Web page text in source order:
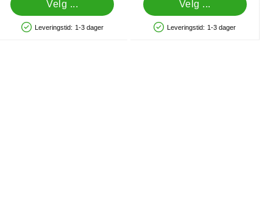
Velg ...
Produkttilgjengelighet: På lager
Leveringstid: 1-3 dager
Velg ...
Produkttilgjengelighet: På lager
Leveringstid: 1-3 dager
som favoritt